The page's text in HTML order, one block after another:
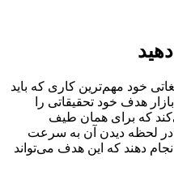
خود مهم‌ترین کاری که باید
هدف خود تحقیقاتی را
که برای همان طیف
در لحظه دیدن آن به سرعت
دهند که این هدف می‌تواند